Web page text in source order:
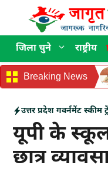
content
जिला चुने राष्ट्रीय
Breaking News
उत्तर प्रदेश गवर्नमेंट स्कीम
यूपी के
छात्र